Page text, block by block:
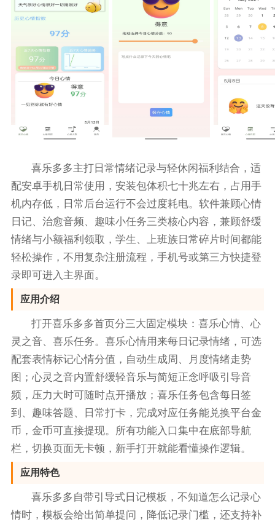
喜乐多多主打日常情绪记录与轻休闲福利结合，适
配安卓手机日常使用，安装包体积七十兆左右，占用手
机内存低，日常后台运行不会过度耗电。软件兼顾心情
日记、治愈音频、趣味小任务三类核心内容，兼顾舒缓
情绪与小额福利领取，学生、上班族日常碎片时间都能
轻松操作，不用复杂注册流程，手机号或第三方快捷登
录即可进入主界面。
应用介绍
打开喜乐多多首页分三大固定模块：喜乐心情、心
灵之音、喜乐任务。喜乐心情用来每日记录情绪，可选
配套表情标记心情分值，自动生成周、月度情绪走势
图；心灵之音内置舒缓轻音乐与简短正念呼吸引导音
频，压力大时可随时点开播放；喜乐任务包含每日签
到、趣味答题、日常打卡，完成对应任务能兑换平台金
币，金币可直接提现。所有功能入口集中在底部导航
栏，切换页面无卡顿，新手打开就能看懂操作逻辑。
应用特色
喜乐多多自带引导式日记模板，不知道怎么记录心
情时，模板会给出简单提问，降低记录门槛，还支持补